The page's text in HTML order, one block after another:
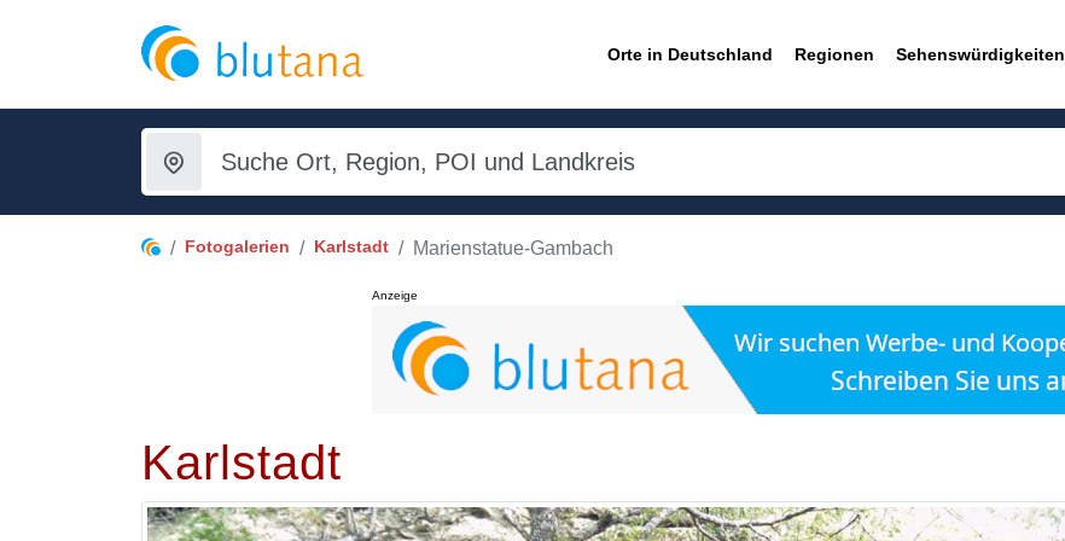
Orte in Deutschland Regionen Sehenswürdigkeiten
Fotogalerien Karlstadt Marienstatue-Gambach
Anzeige
Karlstadt